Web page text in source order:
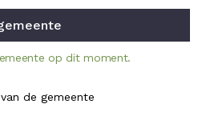
op dit moment.